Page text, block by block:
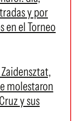
y por
en el Torneo
molestaron
y sus